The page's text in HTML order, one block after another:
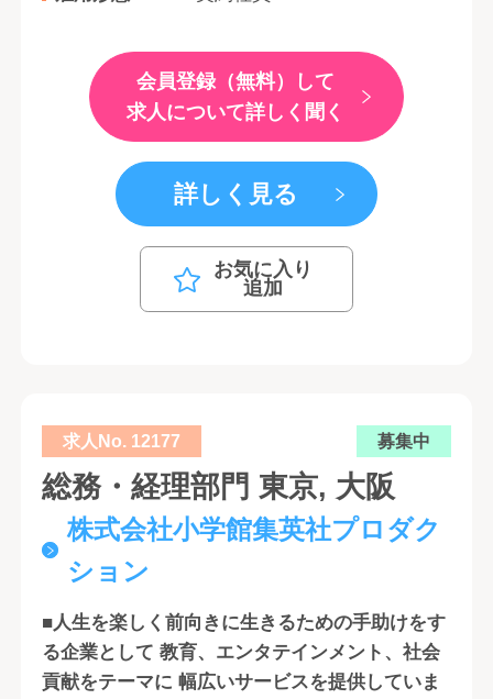
会員登録（無料）して
求人について詳しく聞く
詳しく見る
お気に入り
追加
求人No. 12177 募集中
総務・経理部門 東京, 大阪
株式会社小学館集英社プロダク
ション
■人生を楽しく前向きに生きるための手助けをす
る企業として 教育、エンタテインメント、社会
貢献をテーマに 幅広いサービスを提供していま